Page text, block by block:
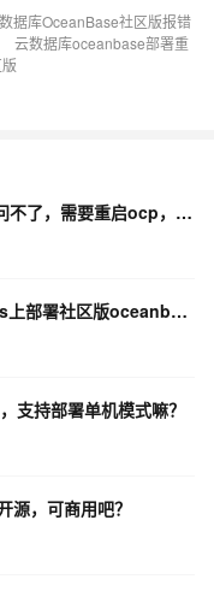
据库OceanBase社区版报错
云数据库oceanbase部署重
OceanBase数据库ocp 过段时间就会访问不了，需要重启ocp，需要哪些日志文件？
OceanBase数据库在vmware中的centos上部署社区版oceanbase，没网络不行？
持部署单机模式嘛？
，可商用吧？